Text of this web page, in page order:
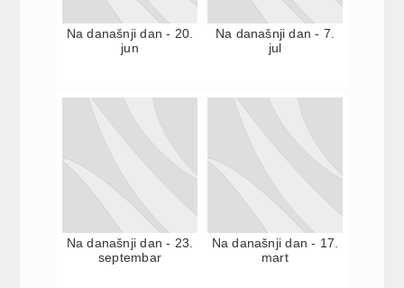
Na današnji dan - 20.
jun
Na današnji dan - 7.
jul
Na današnji dan - 23.
septembar
Na današnji dan - 17.
mart